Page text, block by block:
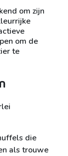
om zijn
om de
te
die
als trouwe